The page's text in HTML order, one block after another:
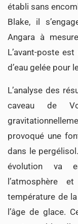
établi sans
Blake, il
Angara à
L’avant-poste
d’eau gelée pour
L’analyse des
caveau de
provoqué une
dans le
évolution va
l’atmosphère
température de
l’âge de glace.